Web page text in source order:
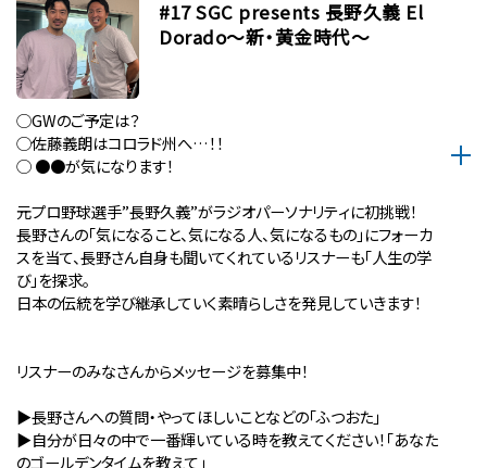
#17 SGC presents 長野久義 El
Dorado〜新・黄金時代〜
◯GWのご予定は？
◯佐藤義朗はコロラド州へ…！！
◯ ●●が気になります！
元プロ野球選手”長野久義”がラジオパーソナリティに初挑戦！
長野さんの「気になること、気になる人、気になるもの」にフォーカ
スを当て、長野さん自身も聞いてくれているリスナーも「人生の学
び」を探求。
日本の伝統を学び継承していく素晴らしさを発見していきます！
リスナーのみなさんからメッセージを募集中！
▶︎長野さんへの質問・やってほしいことなどの「ふつおた」
▶︎自分が⽇々の中で⼀番輝いている時を教えてください！「あなた
のゴールデンタイムを教えて」